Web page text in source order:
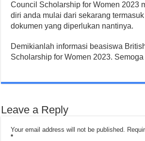
Council Scholarship for Women 2023
diri anda mulai dari sekarang
dokumen yang diperlukan nantinya.
Demikianlah informasi beasiswa
Scholarship for Women 2023. Semoga
Leave a Reply
Your email address will not be published.
*